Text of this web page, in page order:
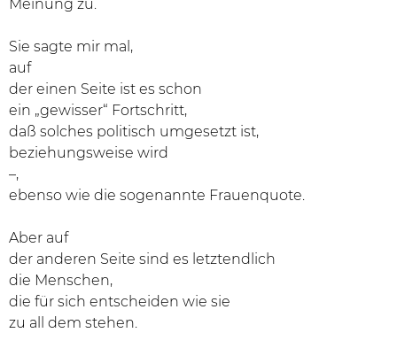
Meinung zu.
Sie sagte mir mal,
auf
der einen Seite ist es schon
ein „gewisser“ Fortschritt,
daß solches politisch umgesetzt ist,
beziehungsweise wird
–,
ebenso wie die sogenannte Frauenquote.
Aber auf
der anderen Seite sind es letztendlich
die Menschen,
die für sich entscheiden wie sie
zu all dem stehen.